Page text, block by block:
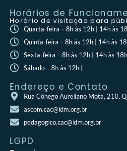
Horários de
Horário de visitação para
Quarta-feira – 8h às 12h | 14h às
Quinta-feira – 8h às 12h | 14h às
Sexta-feira – 8h às 12h | 14h às 18h
Sábado – 8h às 12h |
Endereço e Contato
Rua Cônego Aureliano Mota, 210,
ascom.cac@idm.org.br
pedagogico.cac@idm.org.br
LGPD